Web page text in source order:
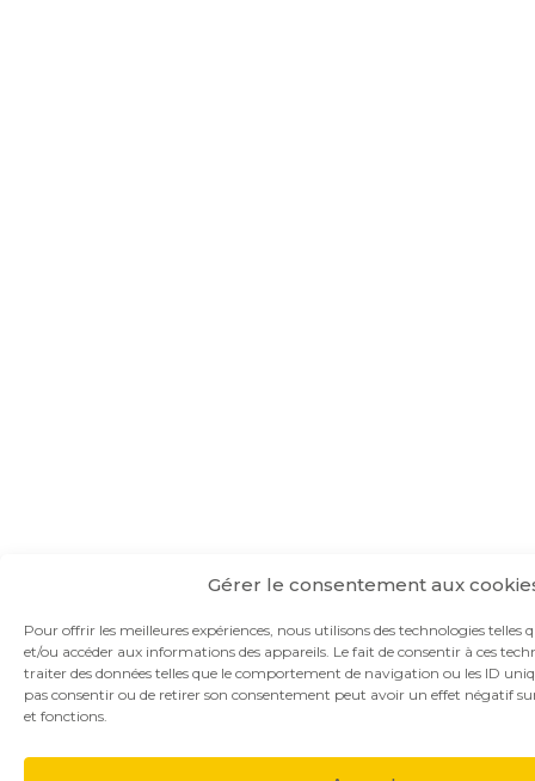
Gérer le consentement aux
Pour offrir les meilleures expériences, nous utilisons des technologies telles
et/ou accéder aux informations des appareils. Le fait de consentir à ces
traiter des données telles que le comportement de navigation ou les ID
pas consentir ou de retirer son consentement peut avoir un effet négatif
et fonctions.